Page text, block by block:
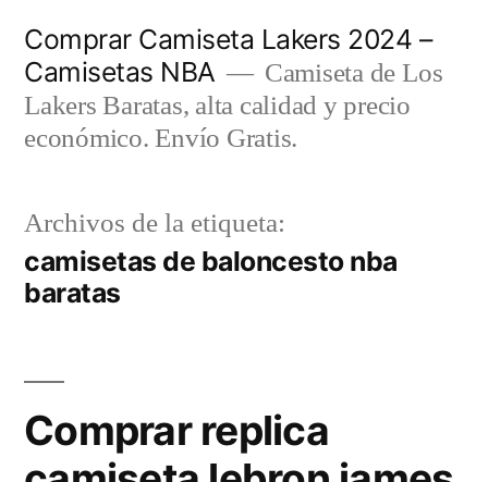
contenido
Comprar Camiseta Lakers 2024 –
Camisetas NBA
Camiseta de Los
Lakers Baratas, alta calidad y precio
económico. Envío Gratis.
Archivos de la etiqueta:
camisetas de baloncesto nba
baratas
Comprar replica